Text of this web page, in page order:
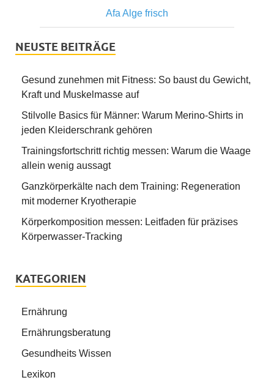
Afa Alge frisch
NEUSTE BEITRÄGE
Gesund zunehmen mit Fitness: So baust du Gewicht,
Kraft und Muskelmasse auf
Stilvolle Basics für Männer: Warum Merino-Shirts in
jeden Kleiderschrank gehören
Trainingsfortschritt richtig messen: Warum die Waage
allein wenig aussagt
Ganzkörperkälte nach dem Training: Regeneration
mit moderner Kryotherapie
Körperkomposition messen: Leitfaden für präzises
Körperwasser-Tracking
KATEGORIEN
Ernährung
Ernährungsberatung
Gesundheits Wissen
Lexikon